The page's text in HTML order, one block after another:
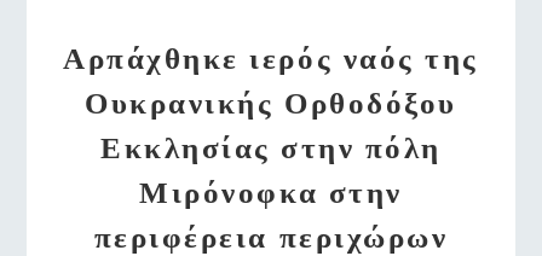
Αρπάχθηκε ιερός ναός της
Ουκρανικής Ορθοδόξου
Εκκλησίας στην πόλη
Μιρόνοφκα στην
περιφέρεια περιχώρων